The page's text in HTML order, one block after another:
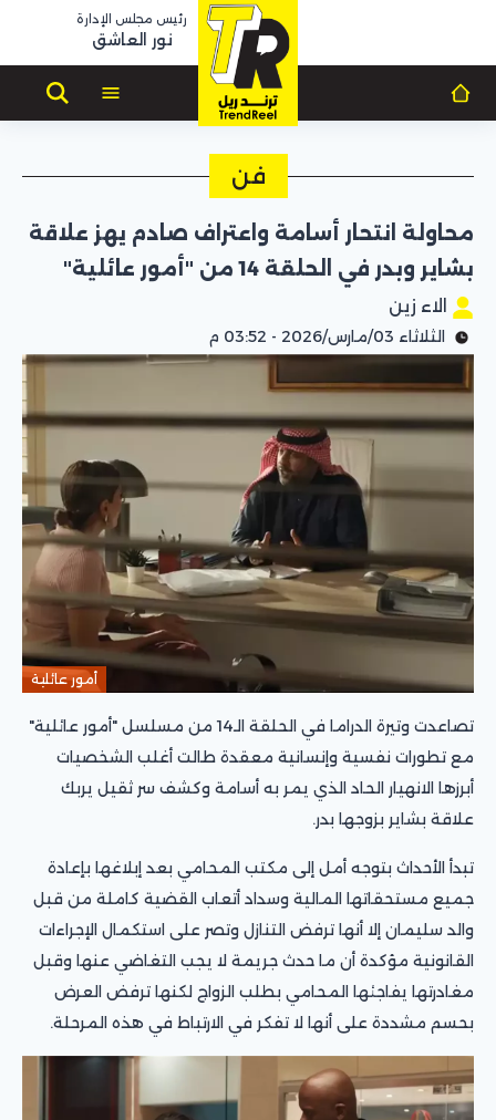
رئيس مجلس الإدارة
نور العاشق
فن
محاولة انتحار أسامة واعتراف صادم يهز علاقة
بشاير وبدر في الحلقة 14 من "أمور عائلية"
الاء زين
الثلاثاء 03/مارس/2026 - 03:52 م
أمور عائلية
تصاعدت وتيرة الدراما في الحلقة الـ14 من مسلسل "أمور عائلية"
مع تطورات نفسية وإنسانية معقدة طالت أغلب الشخصيات
أبرزها الانهيار الحاد الذي يمر به أسامة وكشف سر ثقيل يربك
علاقة بشاير بزوجها بدر.
تبدأ الأحداث بتوجه أمل إلى مكتب المحامي بعد إبلاغها بإعادة
جميع مستحقاتها المالية وسداد أتعاب القضية كاملة من قبل
والد سليمان إلا أنها ترفض التنازل وتصر على استكمال الإجراءات
القانونية مؤكدة أن ما حدث جريمة لا يجب التغاضي عنها وقبل
مغادرتها يفاجئها المحامي بطلب الزواج لكنها ترفض العرض
بحسم مشددة على أنها لا تفكر في الارتباط في هذه المرحلة.